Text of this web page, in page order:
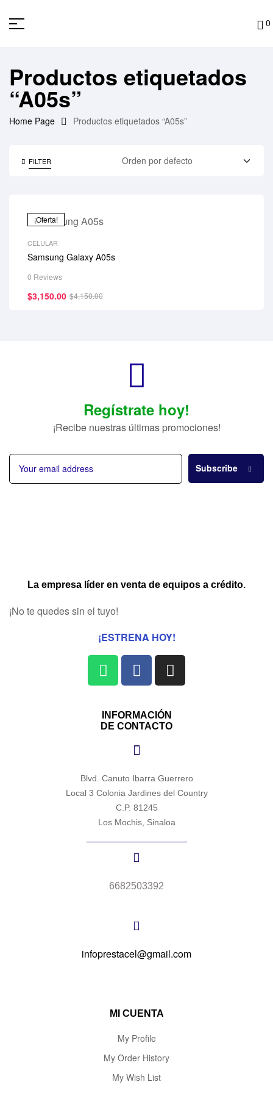
0
Productos etiquetados
“A05s”
Home Page Productos etiquetados “A05s”
FILTER
¡Oferta!
CELULAR
Samsung Galaxy A05s
0 Reviews
$4,150.00
$3,150.00
Regístrate hoy!
¡Recibe nuestras últimas promociones!
Subscribe
La empresa líder en venta de equipos a crédito.
¡No te quedes sin el tuyo!
¡ESTRENA HOY!
INFORMACIÓN
DE CONTACTO
Blvd. Canuto Ibarra Guerrero
Local 3 Colonia Jardines del Country
C.P. 81245
Los Mochis, Sinaloa
6682503392
infoprestacel@gmail.com
MI CUENTA
My Profile
My Order History
My Wish List